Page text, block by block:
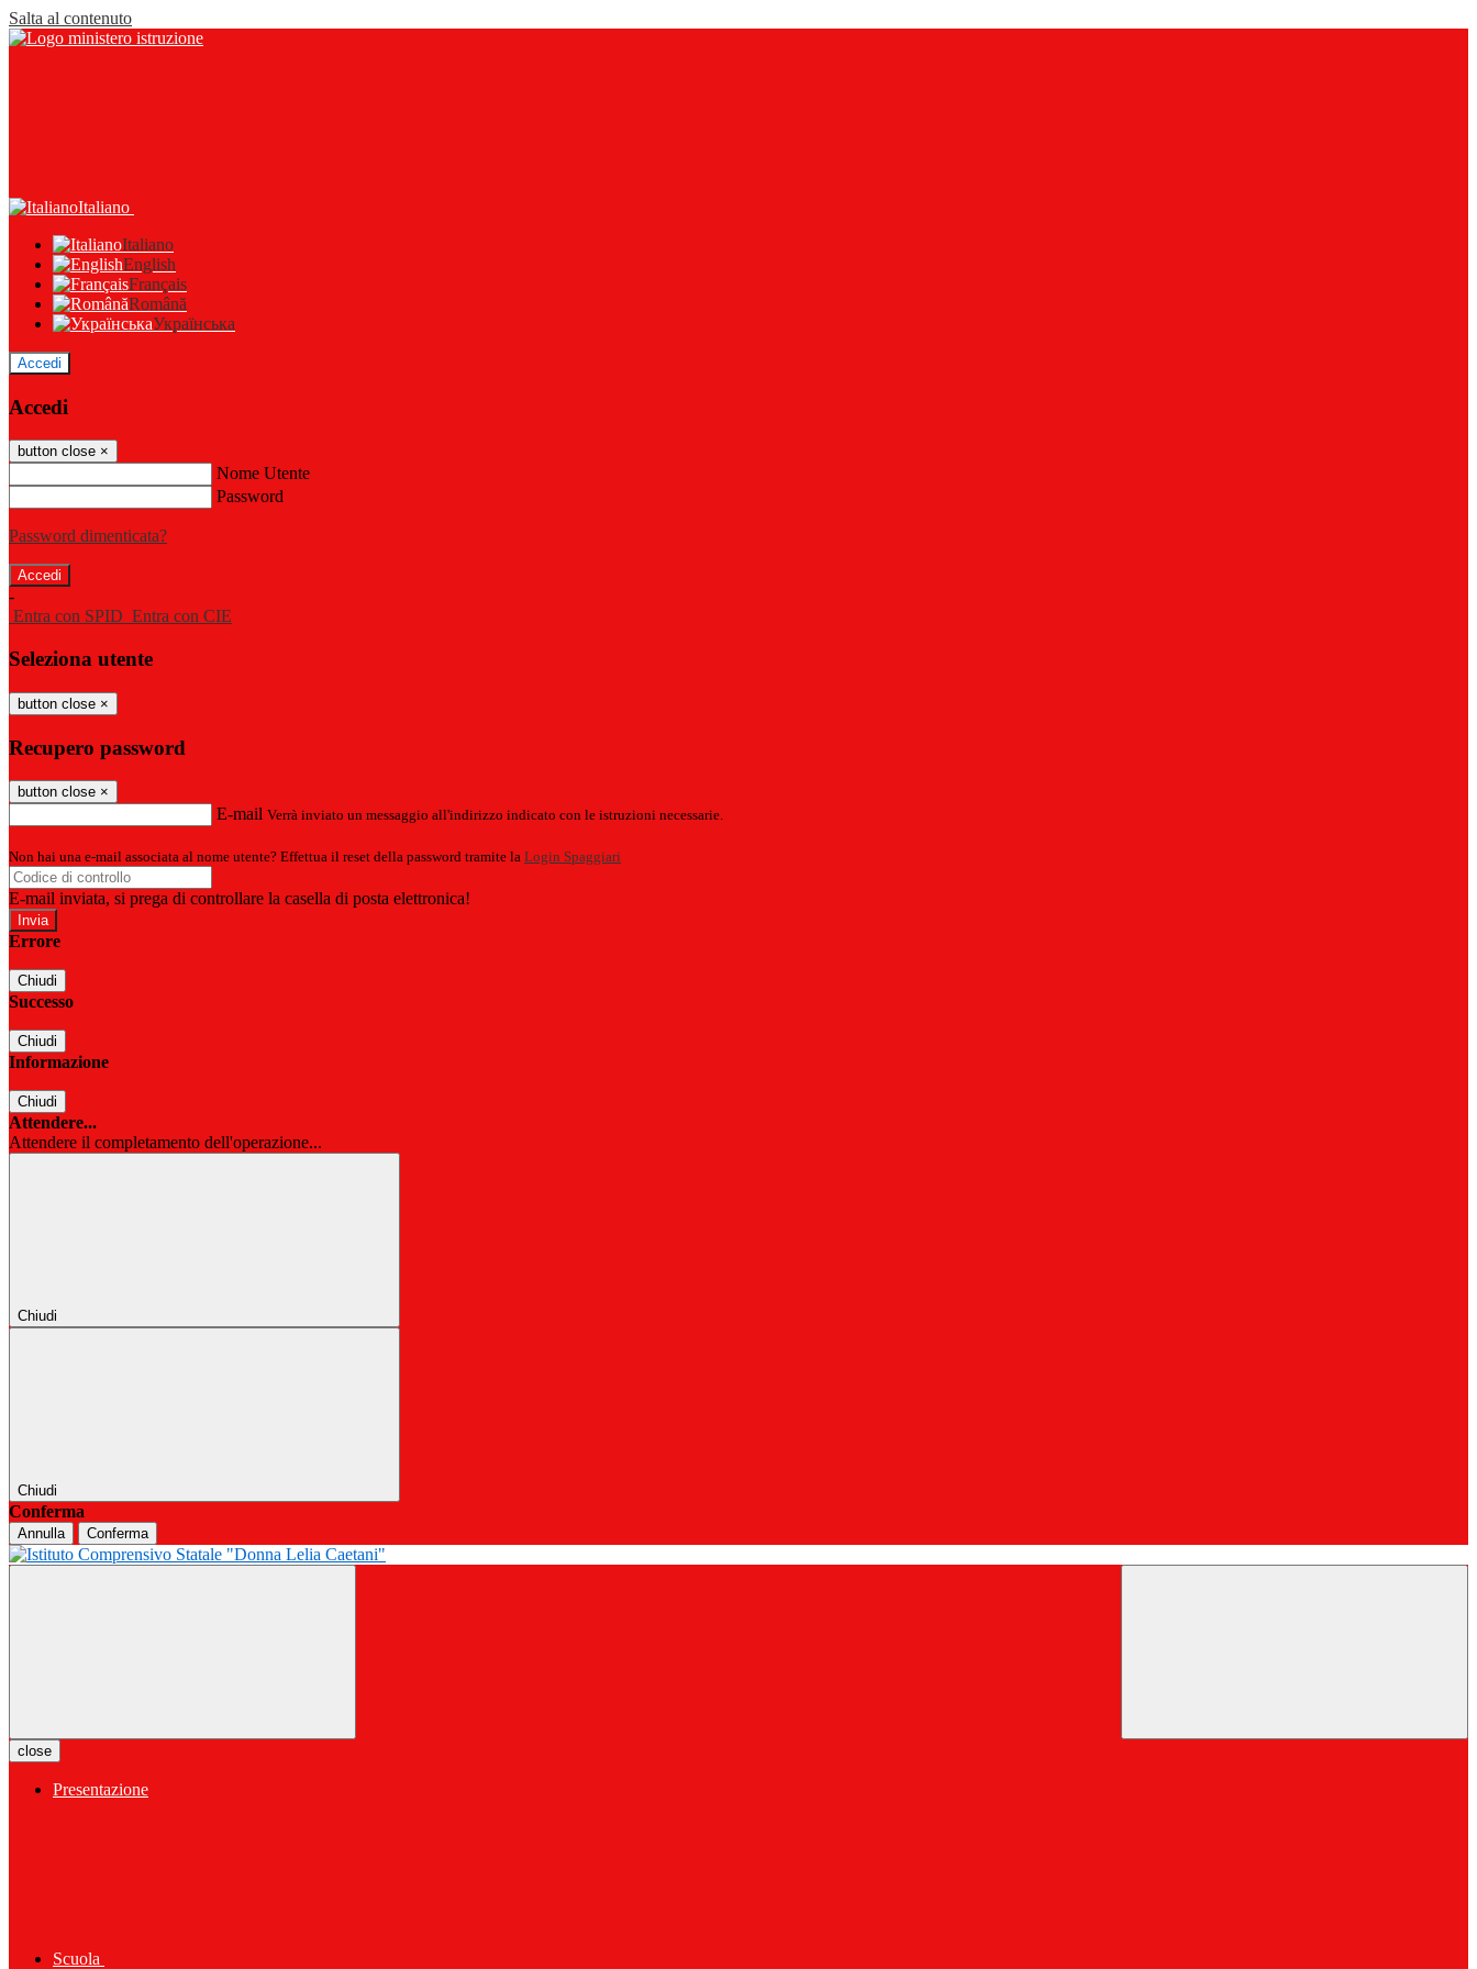
Salta al contenuto
Italiano
Italiano
English
Français
Română
Українська
Accedi
Accedi
button close ×
Nome Utente
Password
Password dimenticata?
-
Entra con SPID Entra con CIE
Seleziona utente
button close ×
Recupero password
button close ×
E-mail Verrà inviato un messaggio all'indirizzo indicato con le istruzioni necessarie.
Non hai una e-mail associata al nome utente? Effettua il reset della password tramite la Login Spaggiari
E-mail inviata, si prega di controllare la casella di posta elettronica!
Errore
Chiudi
Successo
Chiudi
Informazione
Chiudi
Attendere...
Attendere il completamento dell'operazione...
Chiudi
Chiudi
Conferma
Annulla Conferma
close
Presentazione
Scuola